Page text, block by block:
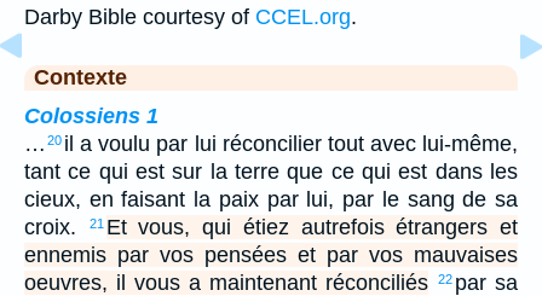
Darby Bible courtesy of CCEL.org.
Contexte
Colossiens 1
… 20 il a voulu par lui réconcilier tout avec lui-même,
tant ce qui est sur la terre que ce qui est dans les
cieux, en faisant la paix par lui, par le sang de sa
croix.
21 Et vous, qui étiez autrefois étrangers et
ennemis par vos pensées et par vos mauvaises
oeuvres, il vous a maintenant réconciliés
22 par sa